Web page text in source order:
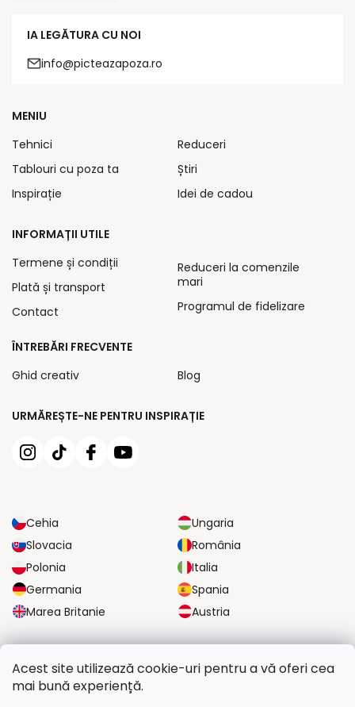
Acest site utilizează cookie-uri pentru a vă oferi cea
mai bună experiență.
IA LEGĂTURA CU NOI
info@picteazapoza.ro
URMĂREȘTE-NE PENTRU INSPIRAȚIE
Cehia
Ungaria
Slovacia
România
Polonia
Italia
Germania
Spania
Marea Britanie
Austria
MENIU
Tehnici
Tablouri cu poza ta
Inspirație
Reduceri
Știri
Idei de cadou
INFORMAȚII UTILE
Termene și condiții
Plată și transport
Contact
Reduceri la comenzile
mari
Programul de fidelizare
ÎNTREBĂRI FRECVENTE
Ghid creativ
Blog